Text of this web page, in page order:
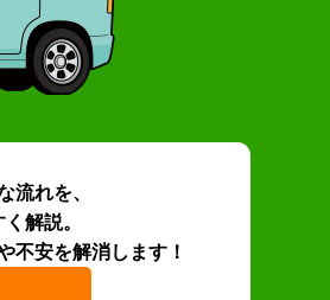
流れを、
解説。
不安を解消します！